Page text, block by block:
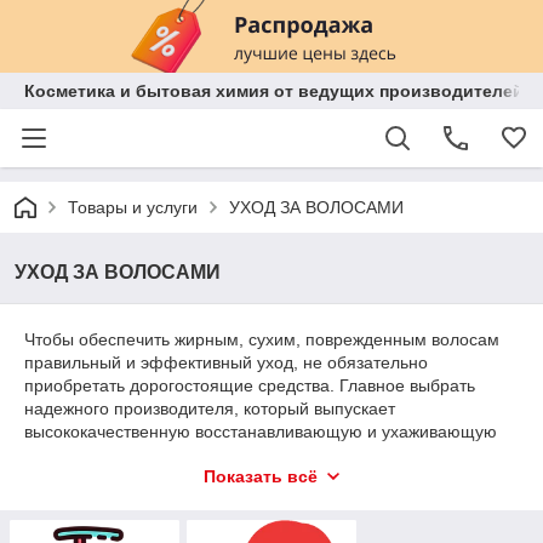
Косметика и бытовая химия от ведущих производителей
Товары и услуги УХОД ЗА ВОЛОСАМИ
УХОД ЗА ВОЛОСАМИ
Чтобы обеспечить жирным, сухим, поврежденным волосам
правильный и эффективный уход, не обязательно
приобретать дорогостоящие средства. Главное выбрать
надежного производителя, который выпускает
высококачественную восстанавливающую и ухаживающую
корейского производства представляет компания
Показать всё